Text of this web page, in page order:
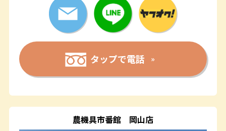
タップで電話
農機具市番館 岡山店